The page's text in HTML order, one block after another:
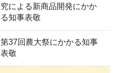
究による新商品開発にかか
る知事表敬
第37回農大祭にかかる知事
表敬